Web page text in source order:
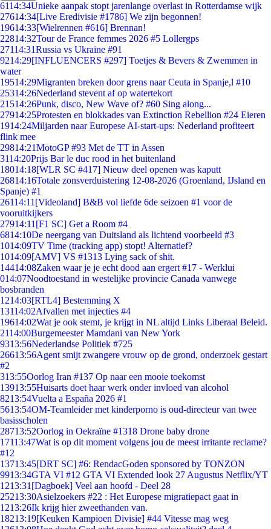
6114:34Unieke aanpak stopt jarenlange overlast in Rotterdamse wijk
27614:34[Live Eredivisie #1786] We zijn begonnen!
19614:33[Wielrennen #616] Brennan!
22814:32Tour de France femmes 2026 #5 Lollergps
27114:31Russia vs Ukraine #91
9214:29[INFLUENCERS #297] Toetjes & Bevers & Zwemmen in
water
19514:29Migranten breken door grens naar Ceuta in Spanje,l #10
25314:26Nederland stevent af op watertekort
21514:26Punk, disco, New Wave of? #60 Sing along...
27914:25Protesten en blokkades van Extinction Rebellion #24 Eieren
1914:24Miljarden naar Europese AI-start-ups: Nederland profiteert
flink mee
29814:21MotoGP #93 Met de TT in Assen
3114:20Prijs Bar le duc rood in het buitenland
18014:18[WLR SC #417] Nieuw deel openen was kaputt
26814:16Totale zonsverduistering 12-08-2026 (Groenland, IJsland en
Spanje) #1
26114:11 [Videoland] B&B vol liefde 6de seizoen #1 voor de
vooruitkijkers
27914:11 [F1 SC] Get a Room #4
6814:10De neergang van Duitsland als lichtend voorbeeld #3
1014:09TV Time (tracking app) stopt! Alternatief?
1014:09[AMV] VS #1313 Lying sack of shit.
14414:08Zaken waar je je echt dood aan ergert #17 - Werklui
014:07Noodtoestand in westelijke provincie Canada vanwege
bosbranden
1214:03[RTL4] Bestemming X
13114:02Afvallen met injecties #4
19614:02Wat je ook stemt, je krijgt in NL altijd Links Liberaal Beleid.
2114:00Burgemeester Mamdani van New York
9313:56Nederlandse Politiek #725
26613:56Agent smijt zwangere vrouw op de grond, onderzoek gestart
#2
313:55Oorlog Iran #137 Op naar een mooie toekomst
13913:55Huisarts doet haar werk onder invloed van alcohol
8213:54Vuelta a España 2026 #1
5613:54OM-Teamleider met kinderporno is oud-directeur van twee
basisscholen
28713:52Oorlog in Oekraïne #1318 Drone baby drone
17113:47Wat is op dit moment volgens jou de meest irritante reclame?
#12
13713:45[DRT SC] #6: RendacGoden sponsored by TONZON
9913:34GTA VI #12 GTA VI Extended look 27 Augustus Netflix/YT
1213:31 [Dagboek] Veel aan hoofd - Deel 28
25213:30Asielzoekers #22 : Het Europese migratiepact gaat in
1213:26Ik krijg hier zweethanden van.
18213:19[Keuken Kampioen Divisie] #44 Vitesse mag weg